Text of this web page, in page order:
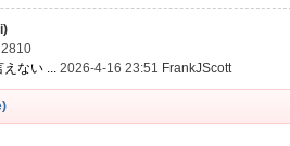
2810
えない ... 2026-4-16 23:51 FrankJScott